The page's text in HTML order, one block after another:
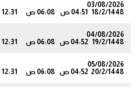
03/08/2026
18/2/1448
04:51 ص 06:08 ص 12:31 م
04/08/2026
19/2/1448 04:52 ص 06:08 ص 12:31 م
05/08/2026
20/2/1448 04:52 ص 06:08 ص 12:31 م